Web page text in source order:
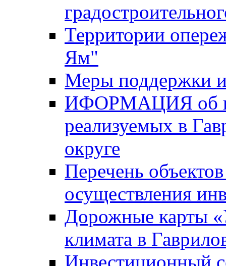
Территории
Ям"
Меры поддержки
ИФОРМАЦИЯ об
реализуемых в
округе
Перечень
осуществления
Дорожные карты
климата в